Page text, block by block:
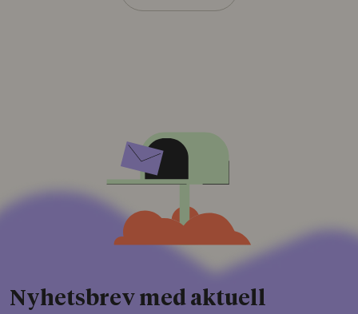
Nyhetsbrev med aktuell